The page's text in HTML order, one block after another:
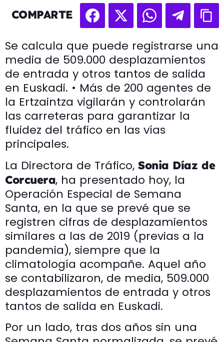
COMPARTE
Se calcula que puede registrarse una
media de 509.000 desplazamientos
de entrada y otros tantos de salida
en Euskadi. • Más de 200 agentes de
la Ertzaintza vigilarán y controlarán
las carreteras para garantizar la
fluidez del tráfico en las vías
principales.
La Directora de Tráfico, Sonia Díaz de
Corcuera, ha presentado hoy, la
Operación Especial de Semana
Santa, en la que se prevé que se
registren cifras de desplazamientos
similares a las de 2019 (previas a la
pandemia), siempre que la
climatología acompañe. Aquel año
se contabilizaron, de media, 509.000
desplazamientos de entrada y otros
tantos de salida en Euskadi.
Por un lado, tras dos años sin una